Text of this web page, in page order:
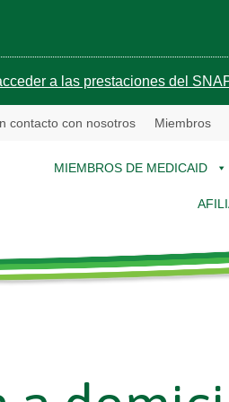
a las prestaciones del
contacto con nosotros Miembros
MIEMBROS DE MEDICAID